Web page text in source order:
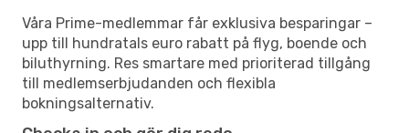
Våra Prime-medlemmar får exklusiva besparingar –
upp till hundratals euro rabatt på flyg, boende och
biluthyrning. Res smartare med prioriterad tillgång
till medlemserbjudanden och flexibla
bokningsalternativ.